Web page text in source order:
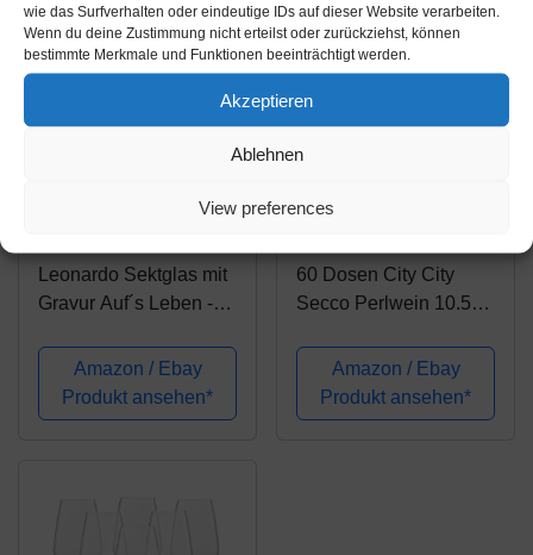
wie das Surfverhalten oder eindeutige IDs auf dieser Website verarbeiten.
Wenn du deine Zustimmung nicht erteilst oder zurückziehst, können
bestimmte Merkmale und Funktionen beeinträchtigt werden.
Akzeptieren
Ablehnen
View preferences
Leonardo Sektglas mit
Gravur Auf´s Leben -
Lustiges & Originelles
Geschenk - Geeignet
für Champagner & Sekt
Amazon / Ebay
Produkt ansehen*
60 Dosen City City
Secco Perlwein 10.5%
Amazon / Ebay
Produkt ansehen*